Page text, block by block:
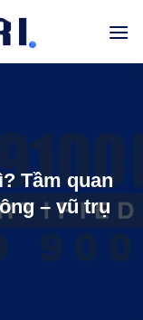
Tầm quan
– vũ trụ